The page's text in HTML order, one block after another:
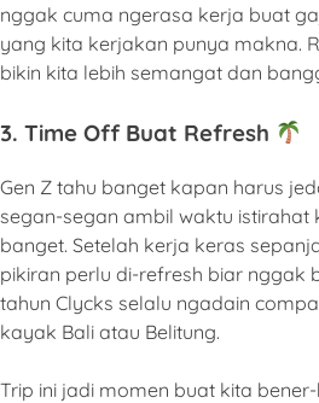
nggak cuma ngerasa kerja buat
yang kita kerjakan punya makna.
bikin kita lebih semangat dan
3. Time Off Buat Refresh
Gen Z tahu banget kapan harus
segan-segan ambil waktu istirahat
banget. Setelah kerja keras
pikiran perlu di-refresh biar nggak
tahun Clycks selalu ngadain
kayak Bali atau Belitung.
Trip ini jadi momen buat kita